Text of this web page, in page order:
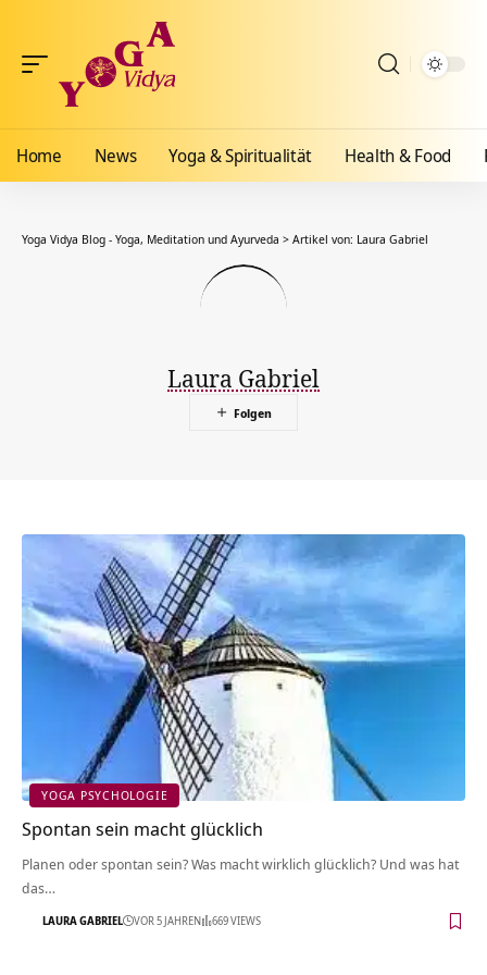
Home News Yoga & Spiritualität Health & Food
Yoga Vidya Blog - Yoga, Meditation und Ayurveda > Artikel von: Laura Gabriel
Laura Gabriel
YOGA PSYCHOLOGIE
Spontan sein macht glücklich
Planen oder spontan sein? Was macht wirklich glücklich? Und was hat
das…
LAURA GABRIEL VOR 5 JAHREN 669 VIEWS